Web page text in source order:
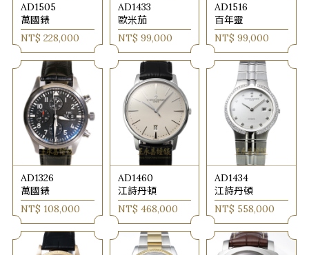
AD1505
萬國錶
NT$ 228,000
AD1433
歐米茄
NT$ 99,000
AD1516
百年靈
NT$ 99,000
AD1326
萬國錶
NT$ 108,000
AD1460
江詩丹頓
NT$ 468,000
AD1434
江詩丹頓
NT$ 558,000